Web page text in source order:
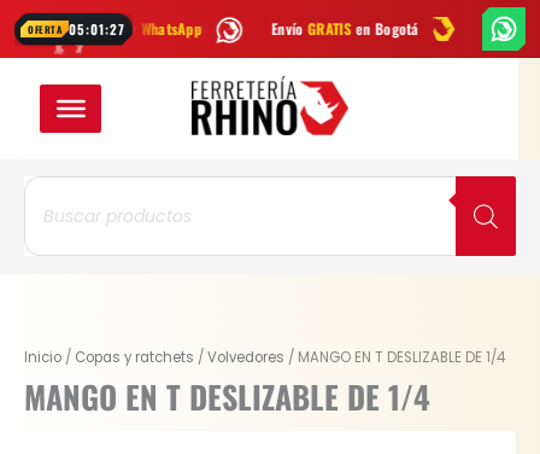
OFERTA 05:01:26
porWhatsApp Envío GRATISen Bogotá Envío gratis a
Búsqueda
productos
Inicio / Copas y ratchets /Volvedores / MANGO EN T DESLIZABLE DE 1/4
MANGO EN T DESLIZABLE DE 1/4
MANGO
EN
T